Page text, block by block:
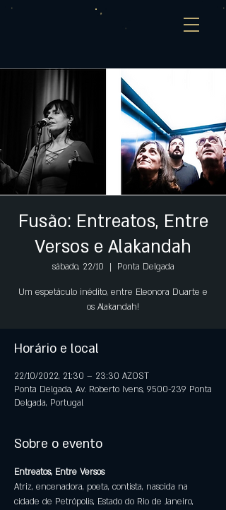
Fusão: Entreatos, Entre
Versos e Alakandah
sábado, 22/10
  |
Ponta Delgada
Um espetáculo inédito, entre Eleonora Duarte e
os Alakandah!
Horário e local
22/10/2022, 21:30 – 23:30 AZOST
Ponta Delgada, Av. Roberto Ivens, 9500-239 Ponta
Delgada, Portugal
Sobre o evento
Entreatos, Entre Versos
Atriz, encenadora, poeta, contista, nascida na
cidade de Petrópolis, Estado do Rio de Janeiro,